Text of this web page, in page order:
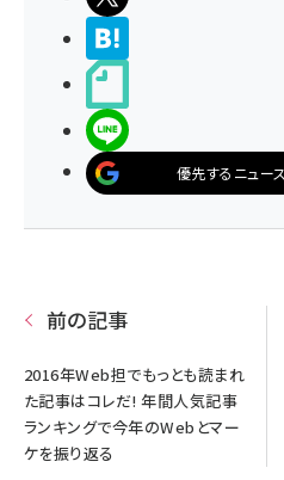
優先するニュー
前の記事
2016年Web担でもっとも読まれ
た記事はコレだ! 年間人気記事
ランキングで今年のWebとマー
ケを振り返る